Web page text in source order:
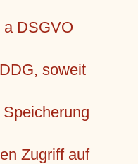
a DSGVO
soweit
Zugriff auf